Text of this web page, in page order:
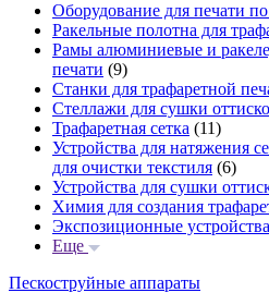
Оборудование для печати
Ракельные полотна для
Рамы алюминиевые и
печати (9)
Станки для трафаретной
Стеллажи для сушки
Трафаретная сетка (11)
Устройства для натяжения
для очистки текстиля (6)
Устройства для сушки
Химия для создания
Экспозиционные устройства
Еще
Пескоструйные аппараты